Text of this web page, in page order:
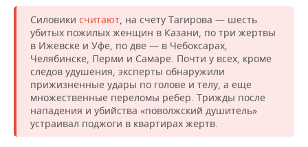
Силовики считают, на счету Тагирова — шесть
убитых пожилых женщин в Казани, по три жертвы
в Ижевске и Уфе, по две — в Чебоксарах,
Челябинске, Перми и Самаре. Почти у всех, кроме
следов удушения, эксперты обнаружили
прижизненные удары по голове и телу, а еще
множественные переломы ребер. Трижды после
нападения и убийства «поволжский душитель»
устраивал поджоги в квартирах жертв.